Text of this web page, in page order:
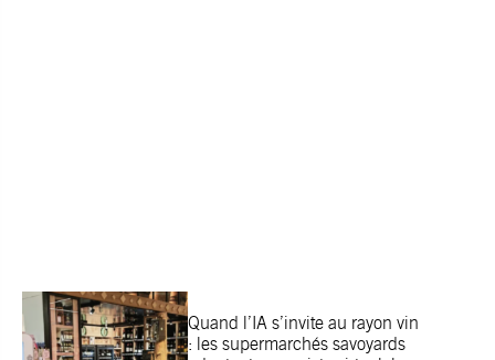
Quand l’IA s’invite au rayon vin
: les supermarchés savoyards